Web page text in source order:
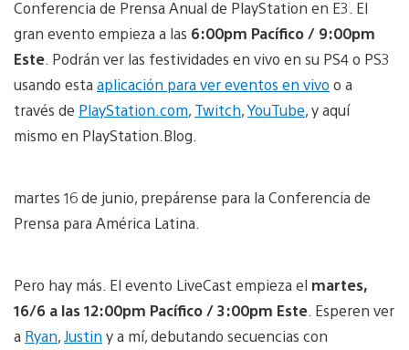
Conferencia de Prensa Anual de PlayStation en E3. El
gran evento empieza a las 6:00pm Pacífico / 9:00pm
Este . Podrán ver las festividades en vivo en su PS4 o PS3
usando esta aplicación para ver eventos en vivo o a
través de PlayStation.com, Twitch,YouTube, y aquí
mismo en PlayStation.Blog.
martes 16 de junio, prepárense para la Conferencia de
Prensa para América Latina.
Pero hay más. El evento LiveCast empieza el martes,
16/6 a las 12:00pm Pacífico / 3:00pm Este . Esperen ver
a Ryan,Justin y a mí, debutando secuencias con